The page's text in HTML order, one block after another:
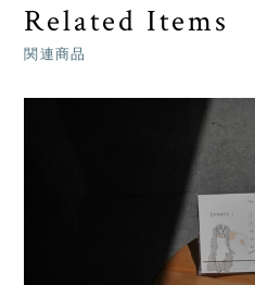
Related Items
関連商品